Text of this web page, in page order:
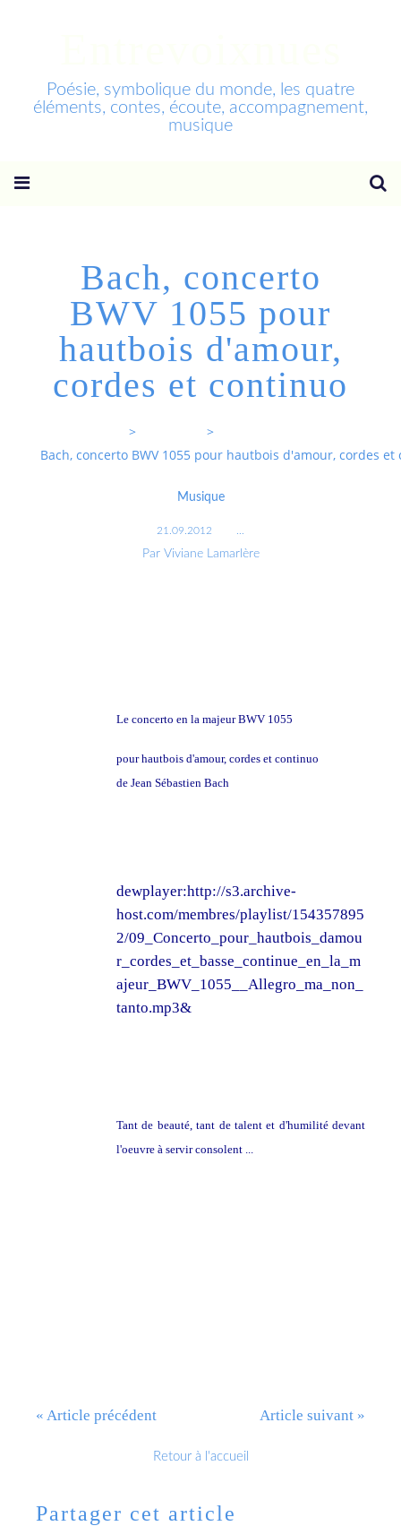
Poésie, symbolique du monde, les quatre
éléments, contes, écoute, accompagnement,
musique
Bach, concerto
BWV 1055 pour
hautbois d'amour,
cordes et continuo
>
>
Bach, concerto BWV 1055 pour hautbois d'amour, cordes et
Musique
21.09.2012
Par Viviane Lamarlère
Le concerto en la majeur BWV 1055
pour hautbois d'amour, cordes et continuo
de Jean Sébastien Bach
dewplayer:http://s3.archive-
host.com/membres/playlist/154357895
2/09_Concerto_pour_hautbois_damou
r_cordes_et_basse_continue_en_la_m
ajeur_BWV_1055__Allegro_ma_non_
tanto.mp3&
Tant de beauté, tant de talent et d'humilité devant
l'oeuvre à servir consolent ...
« Article précédent Article suivant »
Retour à l'accueil
Partager cet article